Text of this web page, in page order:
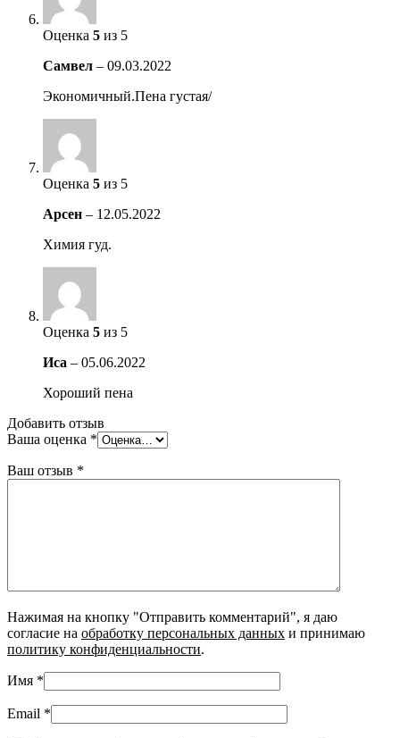
Оценка 5 из 5
Самвел – 09.03.2022
Экономичный.Пена густая/
Оценка 5 из 5
Арсен – 12.05.2022
Химия гуд.
Оценка 5 из 5
Иса – 05.06.2022
Хороший пена
Добавить отзыв
Ваша оценка *
Ваш отзыв *
Нажимая на кнопку "Отправить комментарий", я даю
согласие на обработку персональных данных и принимаю
политику конфиденциальности.
Имя *
Email *